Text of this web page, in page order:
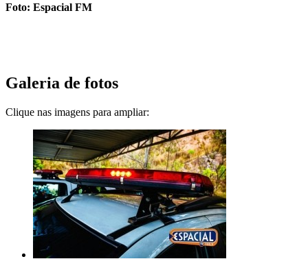
Foto: Espacial FM
Galeria de fotos
Clique nas imagens para ampliar: